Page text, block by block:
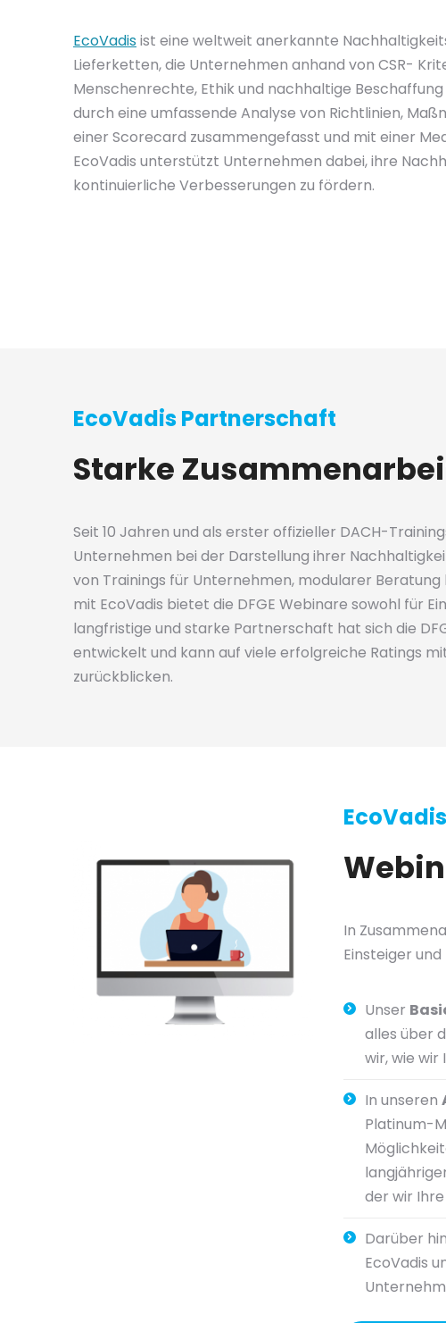
EcoVadisist eine weltweit anerkannte
Lieferketten, die Unternehmen anhand von CSR-
Menschenrechte, Ethik und nachhaltige
durch eine umfassende Analyse von Richtlinien,
einer Scorecard zusammengefasst und mit einer
EcoVadis unterstützt Unternehmen dabei, ihre
kontinuierliche Verbesserungen zu fördern.
EcoVadis Partnerschaft
Starke
Seit 10 Jahren und als erster offizieller DACH-
Unternehmen bei der Darstellung ihrer
von Trainings für Unternehmen, modularer
mit EcoVadis bietet die DFGE Webinare sowohl für
langfristige und starke Partnerschaft hat sich die
entwickelt und kann auf viele erfolgreiche Ratings
zurückblicken.
EcoVadis
In
Einsteiger
Unser
alles über
wir, wie wir
In unseren
Platinum-
der wir
Darüber
EcoVadis